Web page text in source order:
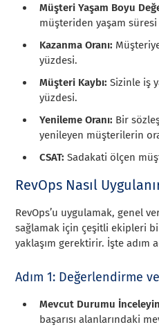
Müşteri Yaşam Boyu
müşteriden yaşam
Kazanma Oranı:
yüzdesi.
Müşteri Kaybı:Sizinle iş
yüzdesi.
Yenileme Oranı: Bir
yenileyen müşterilerin
CSAT: Sadakati ölçen
RevOps Nasıl
RevOps’u uygulamak, genel
sağlamak için çeşitli ekipleri
yaklaşım gerektirir. İşte adım
Adım 1: Değerlendirme
Mevcut Durumu
başarısı alanlarındaki